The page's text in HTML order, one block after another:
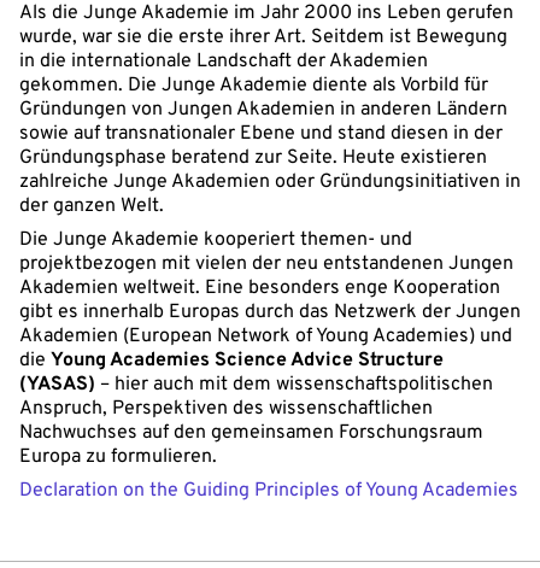
Als die Junge Akademie im Jahr 2000 ins Leben gerufen
wurde, war sie die erste ihrer Art. Seitdem ist Bewegung
in die internationale Landschaft der Akademien
gekommen. Die Junge Akademie diente als Vorbild für
Gründungen von Jungen Akademien in anderen Ländern
sowie auf transnationaler Ebene und stand diesen in der
Gründungsphase beratend zur Seite. Heute existieren
zahlreiche Junge Akademien oder Gründungsinitiativen in
der ganzen Welt.
Die Junge Akademie kooperiert themen- und
projektbezogen mit vielen der neu entstandenen Jungen
Akademien weltweit. Eine besonders enge Kooperation
gibt es innerhalb Europas durch das Netzwerk der Jungen
Akademien (European Network of Young Academies) und
die Young Academies Science Advice Structure
(YASAS) – hier auch mit dem wissenschaftspolitischen
Anspruch, Perspektiven des wissenschaftlichen
Nachwuchses auf den gemeinsamen Forschungsraum
Europa zu formulieren.
Declaration on the Guiding Principles of Young Academies